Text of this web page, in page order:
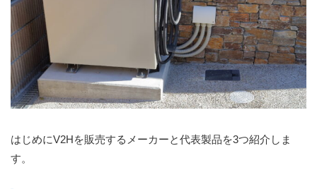
はじめにV2Hを販売するメーカーと代表製品を3つ紹介しま
す。